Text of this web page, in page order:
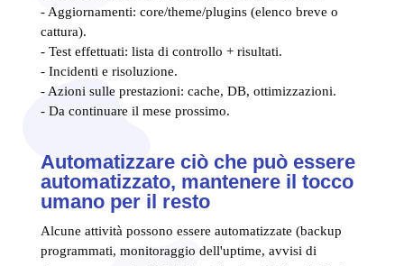
- Aggiornamenti: core/theme/plugins (elenco breve o
cattura).
- Test effettuati: lista di controllo + risultati.
- Incidenti e risoluzione.
- Azioni sulle prestazioni: cache, DB, ottimizzazioni.
- Da continuare il mese prossimo.
Automatizzare ciò che può essere
automatizzato, mantenere il tocco
umano per il resto
Alcune attività possono essere automatizzate (backup
programmati, monitoraggio dell'uptime, avvisi di